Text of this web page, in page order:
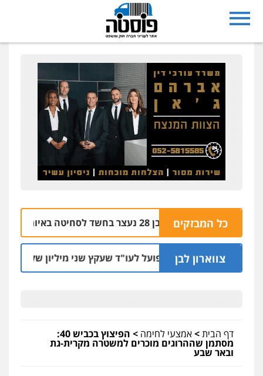
כל המבזקים
נצרת: בן 28 נעצר בחשד לסחיטה באיומים מטלפון שאינו שלו
צווארון לבן
מאסר בפועל לעו"ד שעקץ שני מיליון שקל על דירה
דף הבית>אמצעי לחימה > הפיצוץ בכביש 40:
מסתמן שההרוגים מוכרים למשטרה מקרית-גת
ובאר שבע